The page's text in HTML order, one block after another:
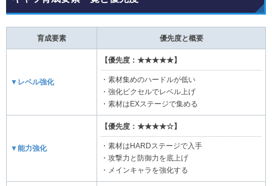
育成要素 優先度と概要
▼レベル強化
【優先度：★★★★★】
・素材集めのハードルが低い
・強化ピクセルでレベル上げ
・素材はEXステージで集める
▼能力強化
【優先度：★★★★☆】
・素材はHARDステージで入手
・攻撃力と防御力を底上げ
・メインキャラを強化する